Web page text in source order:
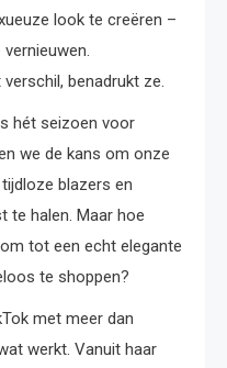
look te creëren –
benadrukt ze.
hét seizoen voor
we de kans om onze
blazers en
te halen. Maar hoe
tot een echt elegante
te shoppen?
met meer dan
werkt. Vanuit haar